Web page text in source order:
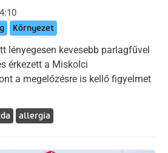
Környezet
lényegesen kevesebb parlagfűvel
érkezett a Miskolci
a megelőzésre is kellő figyelmet
allergia